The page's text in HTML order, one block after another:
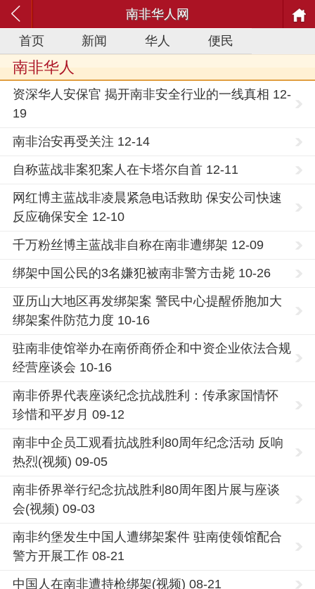
南非华人网
首页
新闻 华人 便民
南非华人
资深华人安保官 揭开南非安全行业的一线真相 12-
19
南非治安再受关注 12-14
自称蓝战非案犯案人在卡塔尔自首 12-11
网红博主蓝战非凌晨紧急电话救助 保安公司快速
反应确保安全 12-10
千万粉丝博主蓝战非自称在南非遭绑架 12-09
绑架中国公民的3名嫌犯被南非警方击毙 10-26
亚历山大地区再发绑架案 警民中心提醒侨胞加大
绑架案件防范力度 10-16
驻南非使馆举办在南侨商侨企和中资企业依法合规
经营座谈会 10-16
南非侨界代表座谈纪念抗战胜利：传承家国情怀
珍惜和平岁月 09-12
南非中企员工观看抗战胜利80周年纪念活动 反响
热烈(视频) 09-05
南非侨界举行纪念抗战胜利80周年图片展与座谈
会(视频) 09-03
南非约堡发生中国人遭绑架案件 驻南使领馆配合
警方开展工作 08-21
中国人在南非遭持枪绑架(视频) 08-21